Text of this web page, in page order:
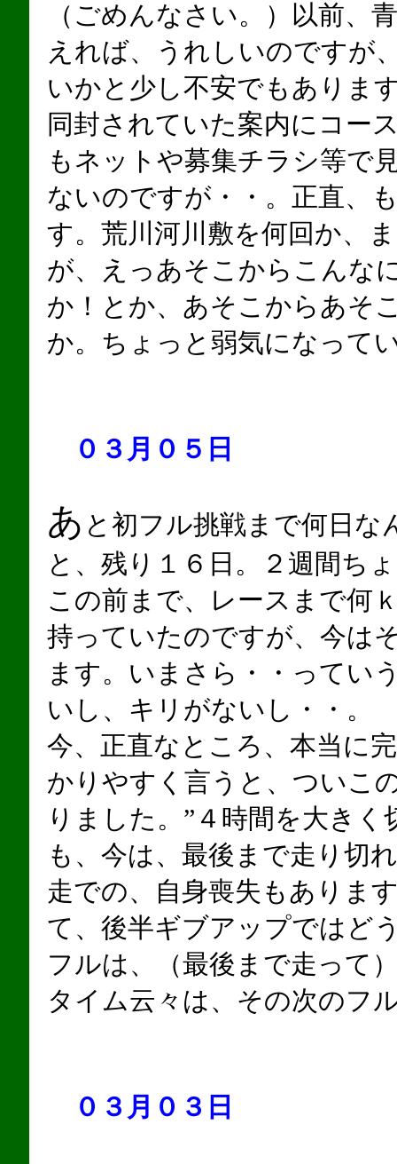
（ごめんなさい。）以前、
えれば、うれしいのですが
いかと少し不安でもありま
同封されていた案内にコー
もネットや募集チラシ等で
ないのですが・・。正直、
す。荒川河川敷を何回か、
が、えっあそこからこんな
か！とか、あそこからあそ
か。ちょっと弱気になって
０３月０５日
あ と初フル挑戦まで何日
と、残り１６日。２週間ち
この前まで、レースまで何
持っていたのですが、今は
ます。いまさら・・ってい
いし、キリがないし・・。
今、正直なところ、本当に
かりやすく言うと、ついこ
りました。”４時間を大き
も、今は、最後まで走り切
走での、自身喪失もありま
て、後半ギブアップではど
フルは、（最後まで走って
タイム云々は、その次のフ
０３月０３日